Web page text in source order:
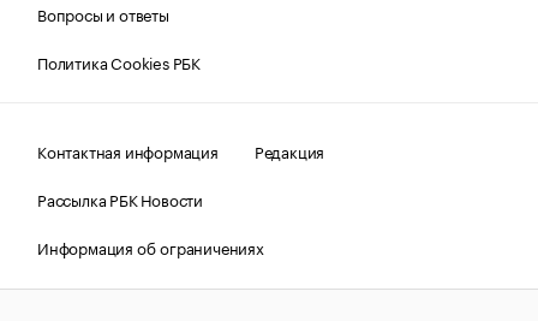
Вопросы и ответы
Политика Cookies РБК
Контактная информация
Редакция
Рассылка РБК Новости
Информация об ограничениях
Правовая информация
О соблюдении авторских прав